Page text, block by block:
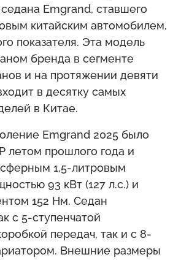
Emgrand, ставшего
китайским автомобилем,
показателя. Эта модель
бренда в сегменте
и на протяжении девяти
в десятку самых
в Китае.
Emgrand 2025 было
летом прошлого года и
1,5-литровым
93 кВт (127 л.с.) и
152 Нм. Седан
с 5-ступенчатой
передач, так и с 8-
Внешние размеры